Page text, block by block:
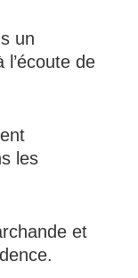
un
l’écoute de
les
et